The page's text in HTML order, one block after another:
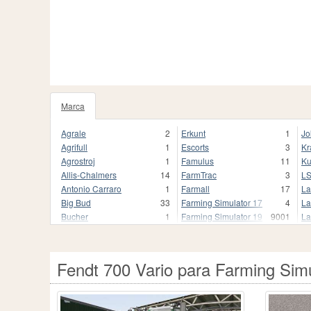
Marca
1020
Agrale
2
Agrifull
1
Agrostroj
1
Allis-Chalmers
14
Antonio Carraro
1
Big Bud
33
Bucher
1
Case
2
Case 2870 Traction King
1
Case I
1
Erkunt
1
Escorts
3
Famulus
11
FarmTrac
3
Farmall
17
Farming Simulator 17
4
Farming Simulator 19
9001
Fendt
837
Fendt Favorit 800
1
Fiat
118
LS
Fendt 700 Vario para Farming